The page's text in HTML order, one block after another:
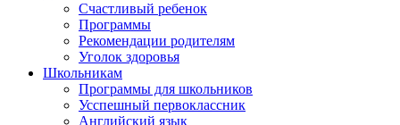
Счастливый ребенок
Программы
Рекомендации родителям
Уголок здоровья
Школьникам
Программы для школьников
Усспешный первоклассник
Английский язык